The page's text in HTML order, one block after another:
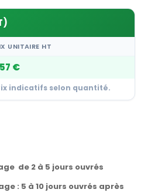
UNITAIRE HT
€
indicatifs selon quantité.
de 2 à 5 jours ouvrés
: 5 à 10 jours ouvrés après